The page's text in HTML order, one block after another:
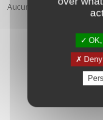
OK,
Aucune démarche pour le